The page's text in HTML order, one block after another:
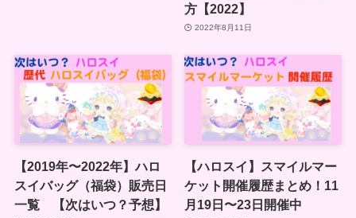
方【2022】
2022年8月11日
【2019年〜2022年】ハロ
スイバッグ（福袋）販売日
一覧 【次はいつ？予想】
【ハロスイ】スマイルマー
ケット開催履歴まとめ！11
月19日〜23日開催中